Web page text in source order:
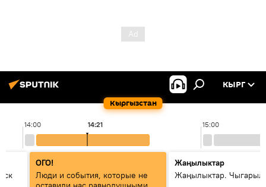
Кыргызстан
КЫРГ
14:00 15:00
14:21
ОГО!
Люди и события, которые не
Жаңылыктар
Жаңылыктар.